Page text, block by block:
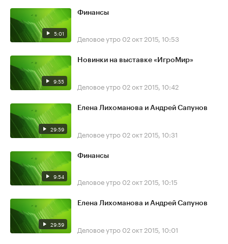
5:01
Финансы
Деловое утро 02 окт 2015, 10:53
9:55
Новинки на выставке «ИгроМир»
Деловое утро 02 окт 2015, 10:42
29:59
Елена Лихоманова и Андрей Сапунов
Деловое утро 02 окт 2015, 10:31
9:54
Финансы
Деловое утро 02 окт 2015, 10:15
29:59
Елена Лихоманова и Андрей Сапунов
Деловое утро 02 окт 2015, 10:01